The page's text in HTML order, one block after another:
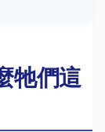
牠們這